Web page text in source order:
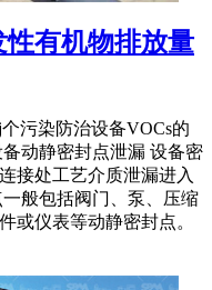
有机物排放量
污染防治设备VOCs的
动静密封点泄漏 设备密
接处工艺介质泄漏进入
般包括阀门、泵、压缩
或仪表等动静密封点。